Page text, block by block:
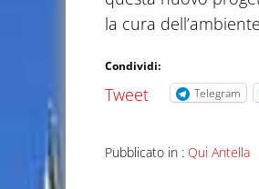
la cura
Condividi:
Tweet Telegram
Pubblicato in : Qui Antella